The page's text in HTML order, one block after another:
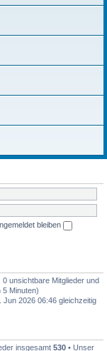
bleiben
unsichtbare Mitglieder und
Minuten)
Jun 2026 06:46 gleichzeitig
insgesamt 530 • Unser